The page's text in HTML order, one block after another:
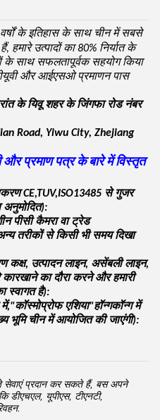
के इतिहास के साथ चीन में सबसे
हमारे उत्पादों का 80% निर्यात के
साथ सफलतापूर्वक सहयोग किया
और आईएसओ प्रमाणन पास
के यिवू शहर के जिंगफा रोड नंबर
Road, Yiwu City, Zhejiang
और प्रमाण पत्र के बारे में विस्तृत
CE,TUV,ISO13485 से गुजर
अनुमोदित):
पीसी कैमरा वा ट्रेड
तरीकों से किसी भी समय दिखा
उत्पादन लाइन, असेंबली लाइन,
का दौरा करने और हमारी
स्वागत है):
एशिया"हॉन्गकॉन्ग में
भूमि चीन में आयोजित की जाएंगी):
सेवाएं प्रदान कर सकते हैं, बस अपने
डीएचएल, यूपीएस, टीएनटी,